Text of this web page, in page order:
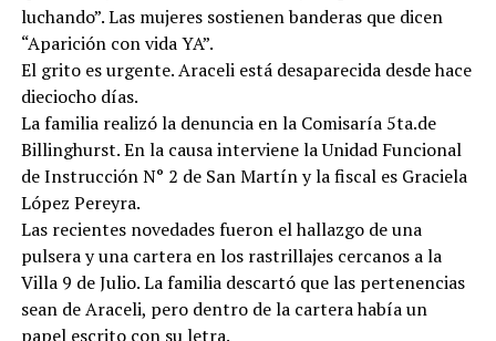
luchando”. Las mujeres sostienen banderas que dicen
“Aparición con vida YA”.
El grito es urgente. Araceli está desaparecida desde hace
dieciocho días.
La familia realizó la denuncia en la Comisaría 5ta.de
Billinghurst. En la causa interviene la Unidad Funcional
de Instrucción N° 2 de San Martín y la fiscal es Graciela
López Pereyra.
Las recientes novedades fueron el hallazgo de una
pulsera y una cartera en los rastrillajes cercanos a la
Villa 9 de Julio. La familia descartó que las pertenencias
sean de Araceli, pero dentro de la cartera había un
papel escrito con su letra.